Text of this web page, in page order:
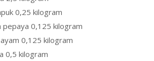
0,25 kilogram
pepaya 0,125 kilogram
0,125 kilogram
0,5 kilogram